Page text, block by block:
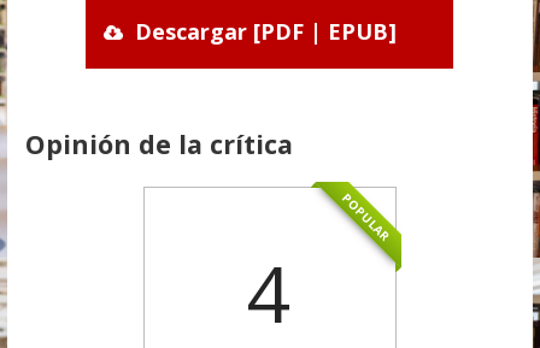
Descargar [PDF | EPUB]
Opinión de la crítica
POPULAR
4